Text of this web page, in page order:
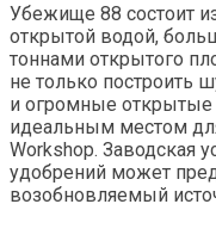
Убежище 88 состоит
открытой водой,
тоннами открытого
не только построить
и огромные открытые
идеальным местом
Workshop. Заводская
удобрений может
возобновляемый